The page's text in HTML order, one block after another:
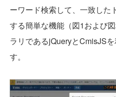
ーワード検索して、一致した
する簡単な機能（図1および
ラリであるjQueryとCmisJS
す。